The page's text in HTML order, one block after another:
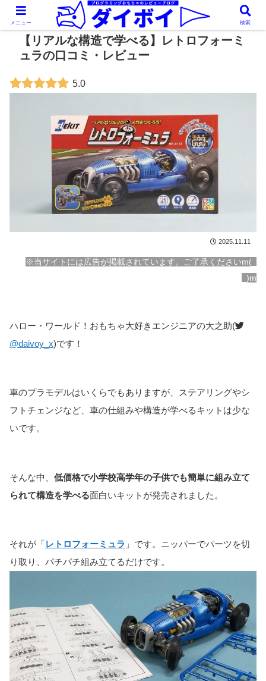
【リアルな構造で学べる】レトロフォーミ
ュラの口コミ・レビュー
5.0
2025.11.11
※当サイトには広告が掲載されています。ご了承くださいm(_
_)m
ハロー・ワールド！おもちゃ大好きエンジニアの大之助(
@daivoy_x)です！
車のプラモデルはいくらでもありますが、ステアリングやシ
フトチェンジなど、車の仕組みや構造が学べるキットは少な
いです。
そんな中、 低価格で小学校高学年の子供でも簡単に組み立て
られて構造を学べる面白いキットが発売されました。
それが「レトロフォーミュラ 」です。ニッパーでパーツを切
り取り、パチパチ組み立てるだけです。
メニュー 検索